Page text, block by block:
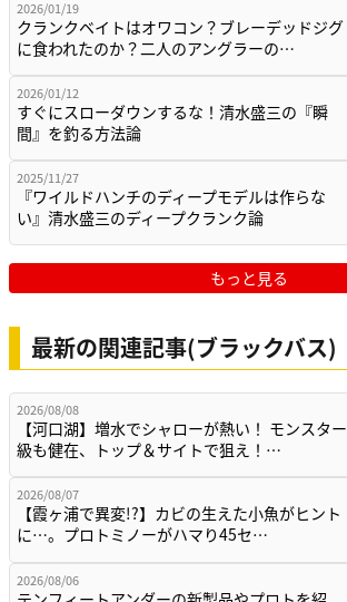
2026/01/19
クランクベイトはオワコン？ブレーデッドジグ
に食われたのか？二人のアングラーの…
2026/01/12
すぐにスローダウンするな！清水盛三の『瞬
間』を釣る方法論
2025/11/27
『ワイルドハンチのディープモデルは作らな
い』清水盛三のディープクランク論
もっと見る
最新の関連記事(ブラックバス)
2026/08/08
【河口湖】増水でシャローが熱い！ モンスター
級も健在、トップ＆サイトで狙え！…
2026/08/07
【霞ヶ浦で異変!?】カビの生えた小魚がヒント
に…。プロトミノーがハマり45セ…
2026/08/06